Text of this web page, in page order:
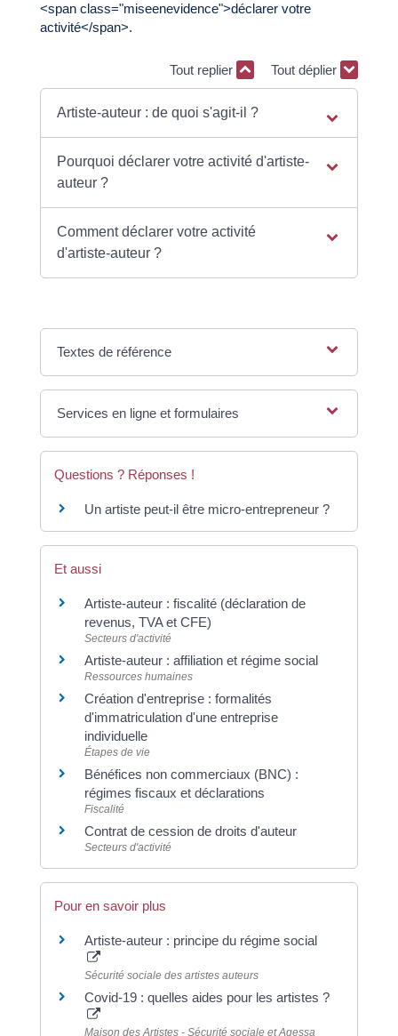
<span class="miseenevidence">déclarer votre
activité</span>.
Tout replier Tout déplier
Artiste-auteur : de quoi s'agit-il ?
Pourquoi déclarer votre activité d'artiste-
auteur ?
Comment déclarer votre activité
d'artiste-auteur ?
Textes de référence
Services en ligne et formulaires
Questions ? Réponses !
Un artiste peut-il être micro-entrepreneur ?
Et aussi
Artiste-auteur : fiscalité (déclaration de
revenus, TVA et CFE)
Secteurs d'activité
Artiste-auteur : affiliation et régime social
Ressources humaines
Création d'entreprise : formalités
d'immatriculation d'une entreprise
individuelle
Étapes de vie
Bénéfices non commerciaux (BNC) :
régimes fiscaux et déclarations
Fiscalité
Contrat de cession de droits d'auteur
Secteurs d'activité
Pour en savoir plus
Artiste-auteur : principe du régime social
Sécurité sociale des artistes auteurs
Covid-19 : quelles aides pour les artistes ?
Maison des Artistes - Sécurité sociale et Agessa